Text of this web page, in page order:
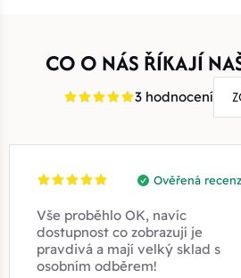
CO O NÁS ŘÍKAJÍ
3 hodnocení
Ověřená
Vše proběhlo OK, navíc
dostupnost co zobrazují je
pravdivá a mají velký sklad s
osobním odběrem!